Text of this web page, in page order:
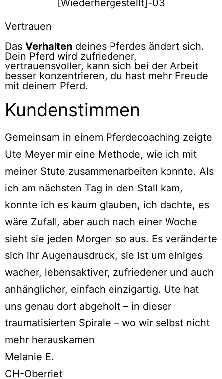
Vertrauen
Das Verhalten deines Pferdes ändert sich.
Dein Pferd wird zufriedener,
vertrauensvoller, kann sich bei der Arbeit
besser konzentrieren, du hast mehr Freude
mit deinem Pferd.
Kundenstimmen
Gemeinsam in einem Pferdecoaching zeigte
Ute Meyer mir eine Methode, wie ich mit
meiner Stute zusammenarbeiten konnte. Als
ich am nächsten Tag in den Stall kam,
konnte ich es kaum glauben, ich dachte, es
wäre Zufall, aber auch nach einer Woche
sieht sie jeden Morgen so aus. Es veränderte
sich ihr Augenausdruck, sie ist um einiges
wacher, lebensaktiver, zufriedener und auch
anhänglicher, einfach einzigartig. Ute hat
uns genau dort abgeholt – in dieser
traumatisierten Spirale – wo wir selbst nicht
mehr herauskamen
Melanie E.
CH-Oberriet